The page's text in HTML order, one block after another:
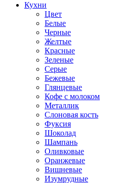
Кухни
Цвет
Белые
Черные
Желтые
Красные
Зеленые
Серые
Бежевые
Глянцевые
Кофе с молоком
Металлик
Слоновая кость
Фуксия
Шоколад
Шампань
Оливковые
Оранжевые
Вишневые
Изумрудные